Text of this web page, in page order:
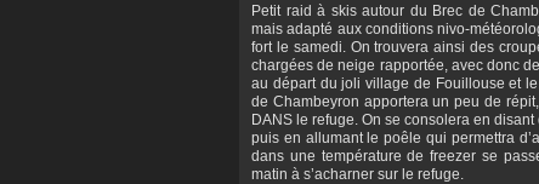
Petit raid à skis autour du Brec de
mais adapté aux conditions nivo-
fort le samedi. On trouvera ainsi des
chargées de neige rapportée, avec donc
au départ du joli village de Fouillouse et
de Chambeyron apportera un peu de
DANS le refuge. On se consolera en disant
puis en allumant le poêle qui permettra
dans une température de freezer se
matin à s’acharner sur le refuge.